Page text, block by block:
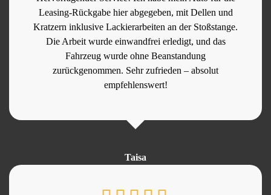
Leasing-Rückgabe hier abgegeben, mit Dellen und
Kratzern inklusive Lackierarbeiten an der Stoßstange.
Die Arbeit wurde einwandfrei erledigt, und das
Fahrzeug wurde ohne Beanstandung
zurückgenommen. Sehr zufrieden – absolut
empfehlenswert!
Taisa